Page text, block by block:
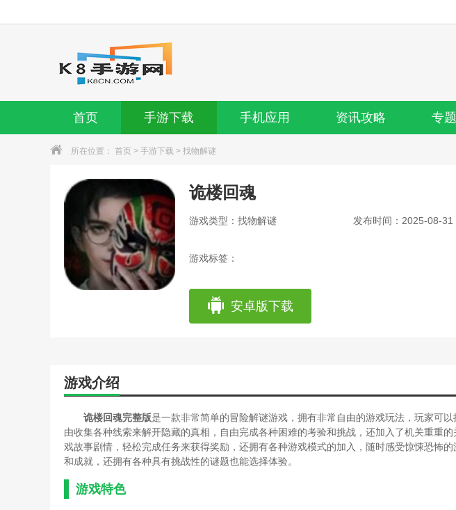
首页 手游下载 手机应用 资讯攻略 专
所在位置： 首页 > 手游下载 > 找物解谜
诡楼回魂
游戏类型：找物解谜 发布时间：2025-08-31
游戏标签：
安卓版下载
游戏介绍
诡楼回魂完整版是一款非常简单的冒险解谜游戏，拥有非常自由的游戏玩法，玩家可
由收集各种线索来解开隐藏的真相，自由完成各种困难的考验和挑战，还加入了机关重重
戏故事剧情，轻松完成任务来获得奖励，还拥有各种游戏模式的加入，随时感受惊悚恐怖
和成就，还拥有各种具有挑战性的谜题也能选择体验。
游戏特色